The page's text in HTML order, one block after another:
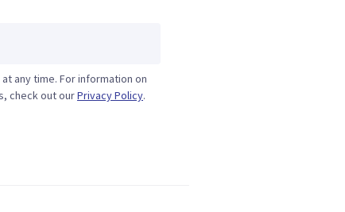
any time. For information on
check out ourPrivacy Policy.